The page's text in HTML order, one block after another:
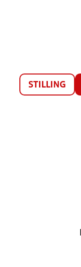
STILLING